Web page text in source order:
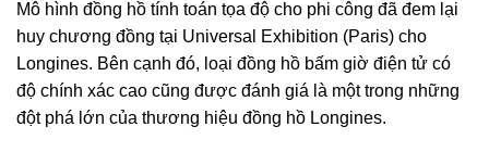
Mô hình đồng hồ tính toán tọa độ cho phi công đã đem lại
huy chương đồng tại Universal Exhibition (Paris) cho
Longines. Bên cạnh đó, loại đồng hồ bấm giờ điện tử có
độ chính xác cao cũng được đánh giá là một trong những
đột phá lớn của thương hiệu đồng hồ Longines.